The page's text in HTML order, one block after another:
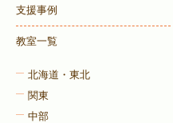
支援事例
教室一覧
北海道・東北
関東
中部